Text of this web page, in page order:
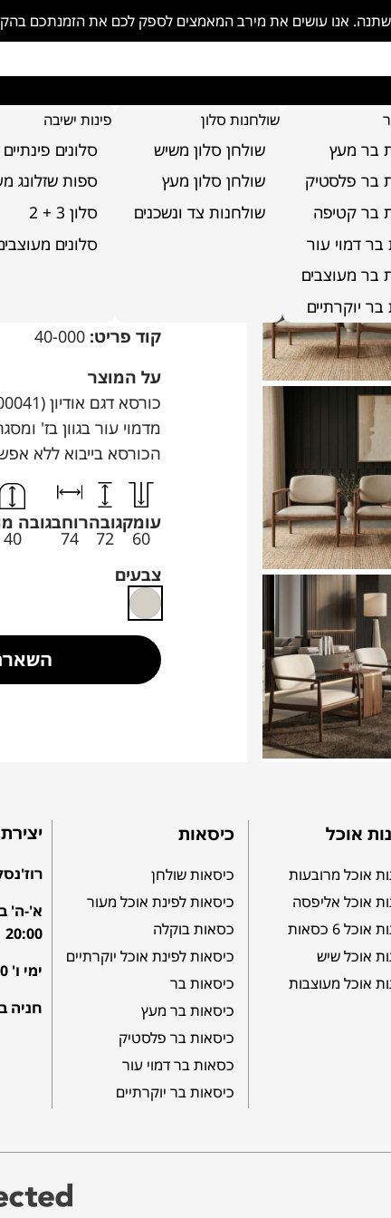
אנו עושים את מירב המאמצים לספק לכם את הזמנתכם
בר מעץ
בר פלסטיק
בר קטיפה
דמוי עור
בר מעוצבים
יוקרתיים
שולחנות סלון
שולחן סלון משיש
שולחן סלון מעץ
שולחנות צד ונשכנים
פינות ישיבה
סלונים פינתיים
ספות שזלונג
סלון 3 + 2
סלונים
קוד פריט:40-000
על המוצר
מדמוי עור בגוון בז'
הכורסא בייבוא ללא
עומק
60
גובה
72
רוחב
74
גובה
40
צבעים
אוכל
אוכל מרובעות
אוכל אליפסה
אוכל 6 כסאות
אוכל שיש
אוכל מעוצבות
כיסאות
כיסאות שולחן
כיסאות לפינת אוכל מעור
כסאות בוקלה
כיסאות לפינת אוכל יוקרתיים
כיסאות בר
כיסאות בר מעץ
כיסאות בר פלסטיק
כסאות בר דמוי עור
כיסאות בר יוקרתיים
רוז'נסקי 18,
20:00
ימי ו' 9:30-14:00
חניה